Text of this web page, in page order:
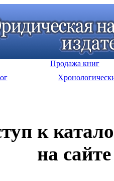
Продажа книг
к
на